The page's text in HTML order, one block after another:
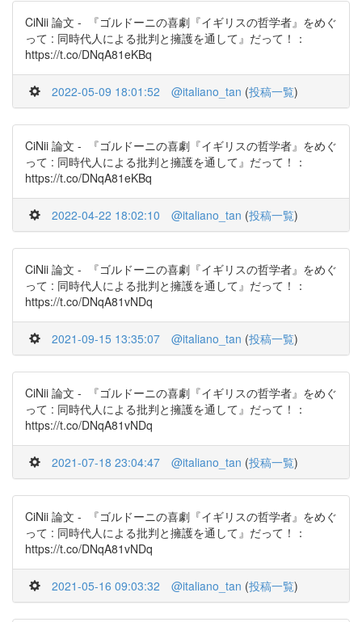
CiNii 論文 - 『ゴルドーニの喜劇『イギリスの哲学者』をめぐ
って : 同時代人による批判と擁護を通して』だって！：
https://t.co/DNqA81eKBq
2022-05-09 18:01:52 @italiano_tan (投稿一覧)
CiNii 論文 - 『ゴルドーニの喜劇『イギリスの哲学者』をめぐ
って : 同時代人による批判と擁護を通して』だって！：
https://t.co/DNqA81eKBq
2022-04-22 18:02:10 @italiano_tan (投稿一覧)
CiNii 論文 - 『ゴルドーニの喜劇『イギリスの哲学者』をめぐ
って : 同時代人による批判と擁護を通して』だって！：
https://t.co/DNqA81vNDq
2021-09-15 13:35:07 @italiano_tan (投稿一覧)
CiNii 論文 - 『ゴルドーニの喜劇『イギリスの哲学者』をめぐ
って : 同時代人による批判と擁護を通して』だって！：
https://t.co/DNqA81vNDq
2021-07-18 23:04:47 @italiano_tan (投稿一覧)
CiNii 論文 - 『ゴルドーニの喜劇『イギリスの哲学者』をめぐ
って : 同時代人による批判と擁護を通して』だって！：
https://t.co/DNqA81vNDq
2021-05-16 09:03:32 @italiano_tan (投稿一覧)